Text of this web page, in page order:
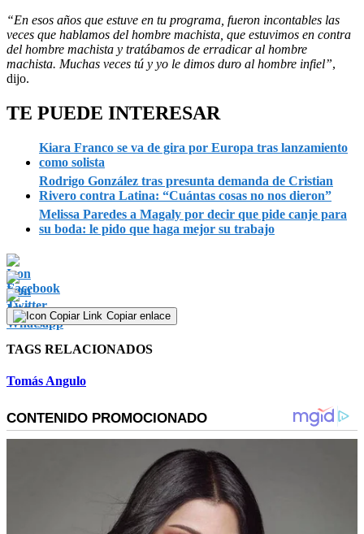
“En esos años que estuve en tu programa, fueron incontables las
veces que hablamos del hombre machista, que estuvimos en contra
del hombre machista y tratábamos de erradicar al hombre
machista. Muchas veces tú y yo le dimos duro al hombre infiel”,
dijo.
TE PUEDE INTERESAR
Kiara Franco se va de gira por Europa tras lanzamiento
como solista
Rodrigo González tras presunta demanda de Cristian
Rivero contra Latina: “Cuántas cosas no nos dieron”
Melissa Paredes a Magaly por decir que pide canje para
su boda: le pido que haga mejor su trabajo
Copiar enlace
TAGS RELACIONADOS
Tomás Angulo